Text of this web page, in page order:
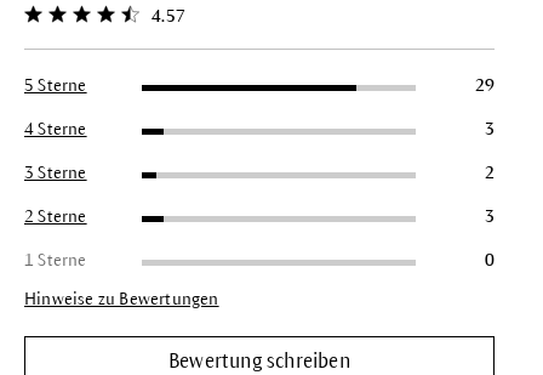
Durchschnittliche Bewertung von 4.5 von 5 Sternen
4.57
5 Sterne 29
4 Sterne 3
3 Sterne 2
2 Sterne 3
1 Sterne 0
Hinweise zu Bewertungen
Bewertung schreiben